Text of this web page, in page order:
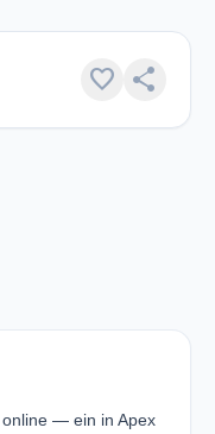
favorite share
online — ein in Apex